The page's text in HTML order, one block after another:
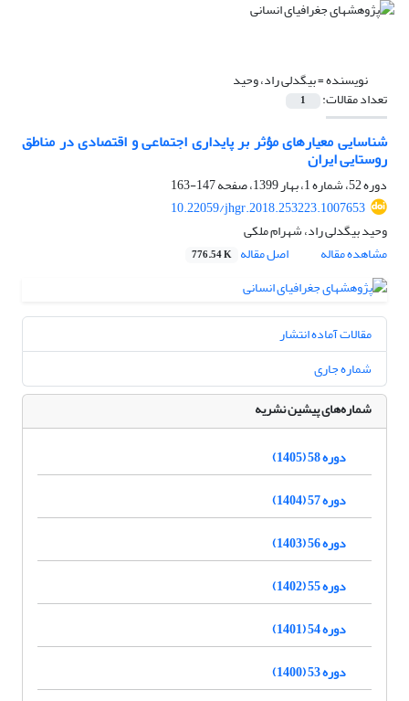
نویسنده =بیگدلی راد، وحید
تعداد مقالات: 1
شناسایی معیارهای مؤثر بر پایداری اجتماعی و اقتصادی در مناطق
روستایی ایران
دوره 52، شماره 1، بهار 1399، صفحه
147-163
10.22059/jhgr.2018.253223.1007653
وحید بیگدلی راد، شهرام ملکی
مشاهده مقاله
اصل مقاله 776.54 K
مقالات آماده انتشار
شماره جاری
شماره‌های پیشین نشریه
دوره 58 (1405)
دوره 57 (1404)
دوره 56 (1403)
دوره 55 (1402)
دوره 54 (1401)
دوره 53 (1400)